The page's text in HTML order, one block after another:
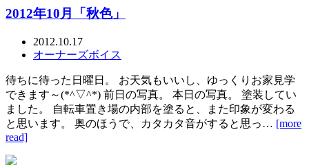
2012年10月「秋色」
2012.10.17
オーナーズボイス
待ちに待った日曜日。 お天気もいいし、ゆっくりお家見学
できます～(*^▽^*) 前日の写真。 本日の写真。 塗装してい
ました。 自転車置き場の内部を塗ると、また印象が変わる
と思います。 奥のほうで、カタカタ音がすると思っ… [more
read]